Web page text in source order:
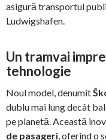
asigură transportul
Ludwigshafen.
Un tramvai
tehnologie
Noul model, denumit
dublu mai lung decât
pe planetă. Această
de pasageri, oferind o